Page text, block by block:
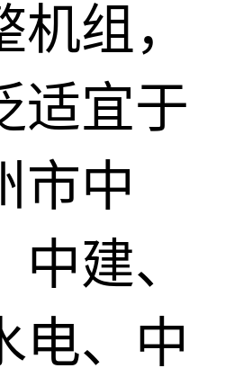
机组，
适宜于
市中
中建、
电、中